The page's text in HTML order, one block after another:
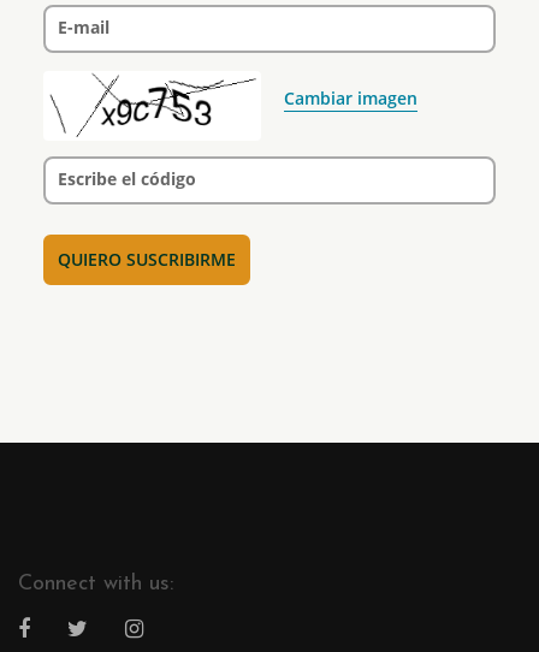
E-mail
Cambiar imagen
Escribe el código
Connect with us: